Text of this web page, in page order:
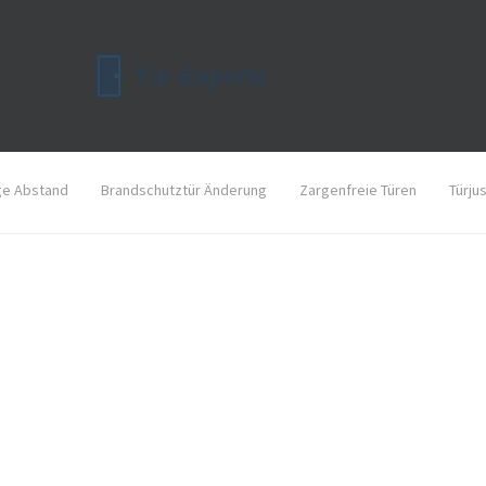
Abstand Brandschutztür Änderung Zargenfreie Türen